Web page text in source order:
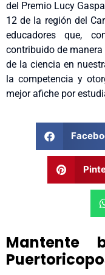
del Premio Lucy
12 de la región del
educadores que,
contribuido de
de la ciencia en
la competencia y
mejor afiche por
Mantente